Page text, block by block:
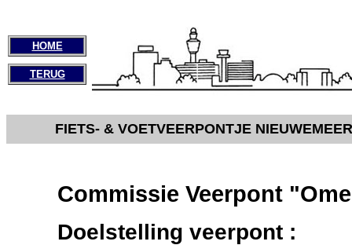
HOME
TERUG
FIETS- & VOETVEERPONTJE
Commissie Veerpont
Doelstelling veerpont :